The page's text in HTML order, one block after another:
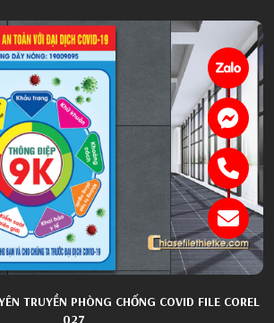
TRUYỀN PHÒNG CHỐNG COVID FILE COREL
027